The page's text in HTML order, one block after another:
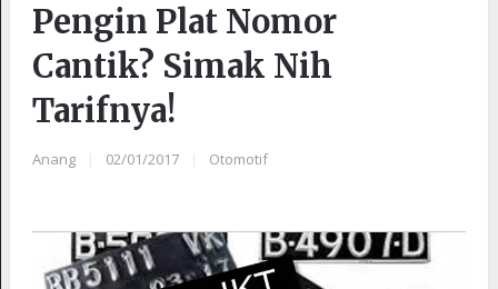
Pengin Plat Nomor
Cantik? Simak Nih
Tarifnya!
Anang 02/01/2017 Otomotif